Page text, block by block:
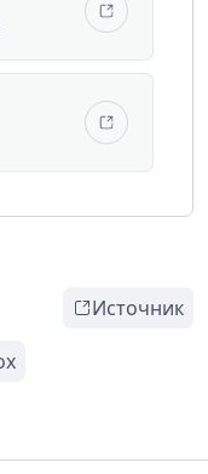
Источник